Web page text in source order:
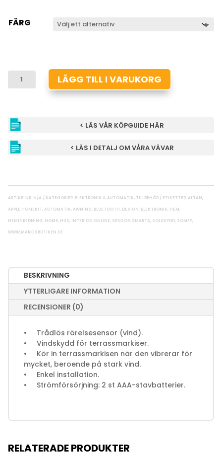
FÄRG
EOLIS
3D
SKAKSENSOR
MÄNGD
LÄGG TILL I VARUKORG
< LÄS VÅR KÖPGUIDE HÄR
< LÄS I DETALJ OM VÅRA VÄVAR
ARTIKELNR: N/A KATEGORIER: ELEKTRONIK & AUTOMATIK, TILLBEHÖR ETIKETTER:ALTAN,
APPLE HOMEKIT,AUTOMATIK,AWNING, BLUETOOTH, DESIGN, ELEKTRONIK, HEM,
HEMINREDNING, HOME, HUS, INTERIOR, ONLINE, SENSOR, SMARTA, SOLSKYDD, SOMFY,
WWW.MARKISBUTIKEN.SE
BESKRIVNING
YTTERLIGARE INFORMATION
RECENSIONER (0)
• Trådlös rörelsesensor (vind).
• Vindskydd för terrassmarkiser.
• Kör in terrassmarkisen när den vibrerar för
mycket, beroende på stark vind.
• Enkel installation.
• Strömförsörjning: 2 st AAA-stavbatterier.
RELATERADE PRODUKTER